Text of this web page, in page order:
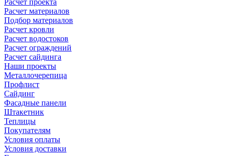
Расчет проекта
Расчет материалов
Подбор материалов
Расчет кровли
Расчет водостоков
Расчет ограждений
Расчет сайдинга
Наши проекты
Металлочерепица
Профлист
Сайдинг
Фасадные панели
Штакетник
Теплицы
Покупателям
Условия оплаты
Условия доставки